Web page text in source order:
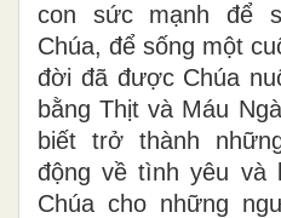
con sức mạnh để
Chúa, để sống một
đời đã được Chúa
bằng Thịt và Máu
biết trở thành
động về tình yêu và
Chúa cho những